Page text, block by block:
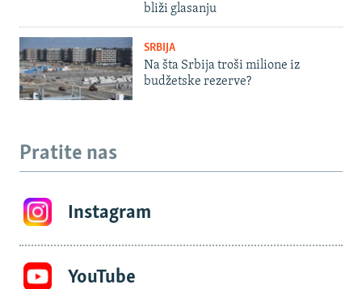
bliži glasanju
SRBIJA
Na šta Srbija troši milione iz
budžetske rezerve?
Pratite nas
Instagram
YouTube